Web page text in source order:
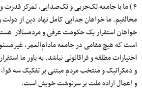
۴ ) ما با جامعه تک‌حزبی و تک‌صدایی، تمرکز قدرت
مخالفیم. ما خواهان جدایی کامل نهاد دین از
خواهان استقرار یک حکومت عرفی و مردمسالار
است که هیچ مقامی در جامعه مادام‌العمر،
اختیارات مطلقه و فراقانونی نباشد. به باور ما
و دمکراتیک و منتخب مردم مبتنی بر تفکیک سه
و اعمال اراده ملت بر سرنوشت خویش است.